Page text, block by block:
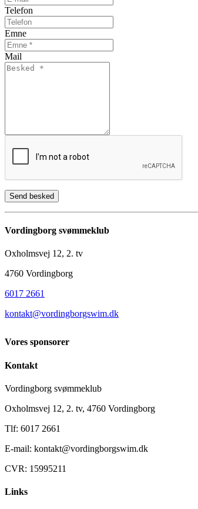
Telefon
Emne
Mail
Send besked
Vordingborg svømmeklub
Oxholmsvej 12, 2. tv
4760 Vordingborg
6017 2661
kontakt@vordingborgswim.dk
Vores sponsorer
Kontakt
Vordingborg svømmeklub
Oxholmsvej 12, 2. tv, 4760 Vordingborg
Tlf: 6017 2661
E-mail: kontakt@vordingborgswim.dk
CVR: 15995211
Links